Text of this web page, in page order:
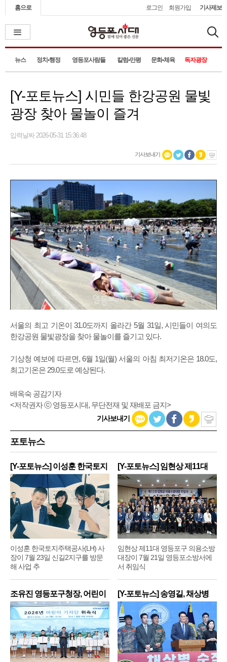
홈으로 로그인 회원가입 기사제보
뉴스 정치•행정 영등포사람들 칼럼•만평 문화•체육 독자광장
[Y-포토뉴스] 시민들 한강공원 물빛
광장 찾아 물놀이 즐겨
입력날짜 2026-05-31 15:36:48
기사보내기
서울의 최고 기온이 31.0도까지 올라간 5월 31일, 시민들이 여의도
한강공원 물빛광장을 찾아 물놀이를 즐기고 있다.
기상청 예보에 따르면, 6월 1일(월) 서울의 아침 최저기온은 18.0도,
최고기온은 29.0도로 예상된다.
배옥숙 공감기자
<저작권자 ⓒ 영등포시대, 무단전재 및 재배포 금지>
기사보내기
포토뉴스
[Y-포토뉴스] 이성훈 한국토지
주
이성훈 한국토지주택공사(LH) 사
장이 7월 23일 신길2지구를 방문
해 사업 추
[Y-포토뉴스] 임현상 제11대
영
임현상 제11대 영등포구 의용소방
대장이 7월 21일 영등포소방서에
서 취임식
조유진 영등포구청장, 어린이
기
[Y-포토뉴스] 송영길, 채상병
순